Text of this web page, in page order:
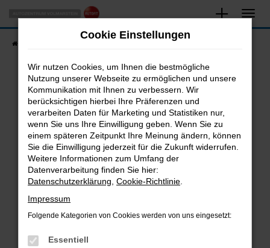
Zum
Hauptinhalt
springen
Fahrzeugsuche
Fehler: Network Error
Beim Laden ist ein Fehler aufgetreten.
Hier sind ein paar Tipps, die dir helfen können:
Überprüfe deine Firewall und deine
Internetverbindung.
Laden andere Webseiten, zum Beispiel deine
Suchmaschine?
Prüfe deine Browsererweiterungen.
können das Laden bestimmter Seiten
Cookie Einstellungen
Wir nutzen Cookies, um Ihnen die bestmögliche
Nutzung unserer Webseite zu ermöglichen und unsere
Kommunikation mit Ihnen zu verbessern. Wir
berücksichtigen hierbei Ihre Präferenzen und
verarbeiten Daten für Marketing und Statistiken nur,
wenn Sie uns Ihre Einwilligung geben. Wenn Sie zu
einem späteren Zeitpunkt Ihre Meinung ändern, können
Sie die Einwilligung jederzeit für die Zukunft widerrufen.
Weitere Informationen zum Umfang der
Datenverarbeitung finden Sie hier:
Datenschutzerklärung Cookie-Richtlinie
Impressum
Folgende Kategorien von Cookies werden von uns eingesetzt:
Essentiell